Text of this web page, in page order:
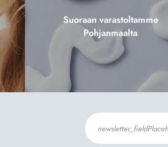
Suoraan varastoltamme
Pohjanmaalta